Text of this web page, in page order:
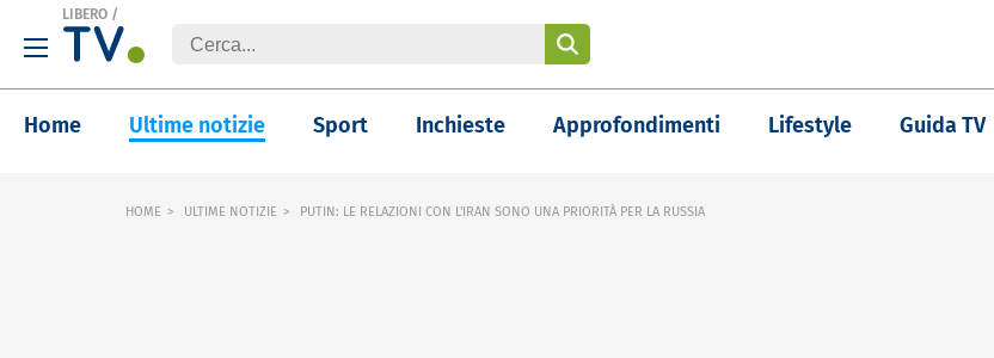
LIBERO /
Home Ultime notizie Sport Inchieste Approfondimenti Lifestyle Guida TV
HOME ULTIME NOTIZIE PUTIN: LE RELAZIONI CON L'IRAN SONO UNA PRIORITÀ PER LA RUSSIA